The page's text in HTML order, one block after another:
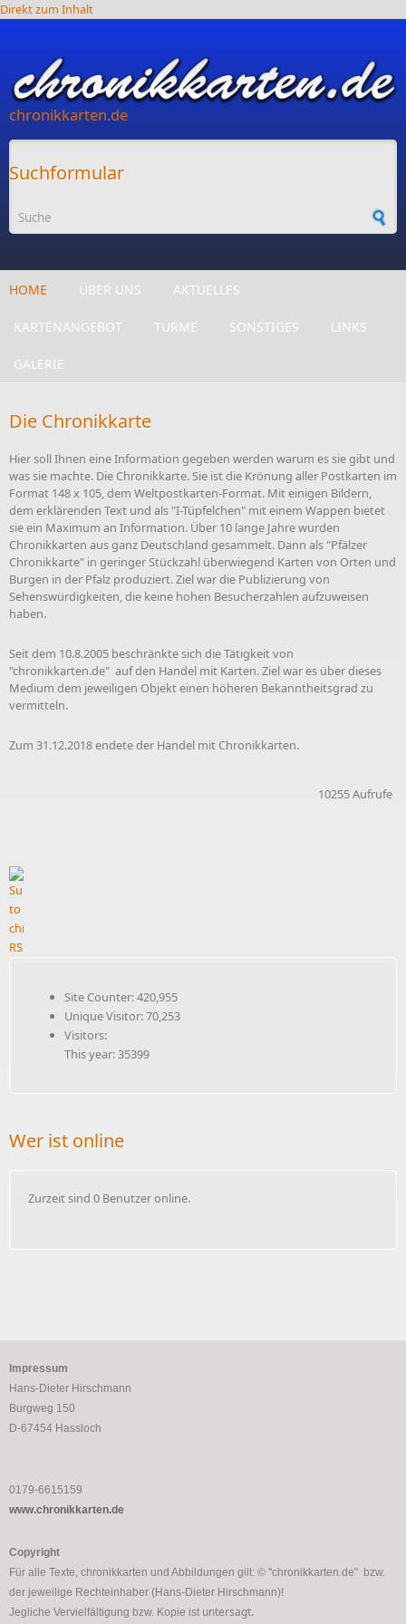
Direkt zum Inhalt
chronikkarten.de
Suchformular
HOME ÜBER UNS AKTUELLES
KARTENANGEBOT TÜRME SONSTIGES LINKS
GALERIE
Die Chronikkarte
Hier soll Ihnen eine Information gegeben werden warum es sie gibt und
was sie machte. Die Chronikkarte. Sie ist die Krönung aller Postkarten im
Format 148 x 105, dem Weltpostkarten-Format. Mit einigen Bildern,
dem erklärenden Text und als "I-Tüpfelchen" mit einem Wappen bietet
sie ein Maximum an Information. Über 10 lange Jahre wurden
Chronikkarten aus ganz Deutschland gesammelt. Dann als "Pfälzer
Chronikkarte" in geringer Stückzahl überwiegend Karten von Orten und
Burgen in der Pfalz produziert. Ziel war die Publizierung von
Sehenswürdigkeiten, die keine hohen Besucherzahlen aufzuweisen
haben.
Seit dem 10.8.2005 beschränkte sich die Tätigkeit von
"chronikkarten.de" auf den Handel mit Karten. Ziel war es über dieses
Medium dem jeweiligen Objekt einen höheren Bekanntheitsgrad zu
vermitteln.
Zum 31.12.2018 endete der Handel mit Chronikkarten.
10255 Aufrufe
Site Counter: 420,955
Unique Visitor: 70,253
Visitors:
This year: 35399
Wer ist online
Zurzeit sind 0 Benutzer online.
Impressum
Hans-Dieter Hirschmann
Burgweg 150
D-67454 Hassloch
0179-6615159
www.chronikkarten.de
Copyright
Für alle Texte, chronikkarten und Abbildungen gilt: © "chronikkarten.de" bzw.
der jeweilige Rechteinhaber (Hans-Dieter Hirschmann)!
Jegliche Vervielfältigung bzw. Kopie ist untersagt.